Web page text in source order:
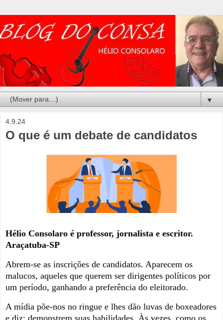
▼
4.9.24
O que é um debate de candidatos
Hélio Consolaro é professor, jornalista e escritor.
Araçatuba-SP
Abrem-se as inscrições de candidatos. Aparecem os
malucos, aqueles que querem ser dirigentes políticos por
um período, ganhando a preferência do eleitorado.
A mídia põe-nos no ringue e lhes dão luvas de boxeadores
e diz: demonstrem suas habilidades. Às vezes, como os